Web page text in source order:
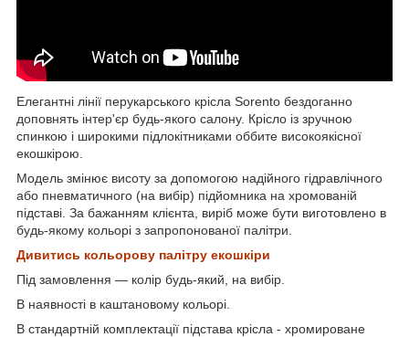
Елегантні лінії перукарського крісла Sorento бездоганно
доповнять інтер'єр будь-якого салону. Крісло із зручною
спинкою і широкими підлокітниками оббите високоякісної
екошкірою.
Модель змінює висоту за допомогою надійного гідравлічного
або пневматичного (на вибір) підйомника на хромованій
підставі. За бажанням клієнта, виріб може бути виготовлено в
будь-якому кольорі з запропонованої палітри.
Дивитись кольорову палітру екошкіри
Під замовлення — колір будь-який, на вибір.
В наявності в каштановому кольорі.
В стандартній комплектації підстава крісла - хромироване